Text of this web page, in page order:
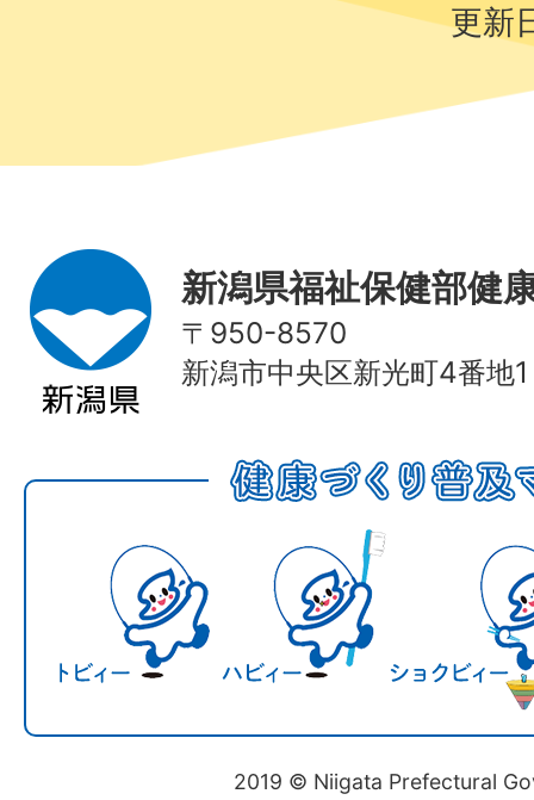
更新
新潟県福祉保健部健
〒950-8570
新潟市中央区新光町4番地1
2019 © Niigata Prefectural